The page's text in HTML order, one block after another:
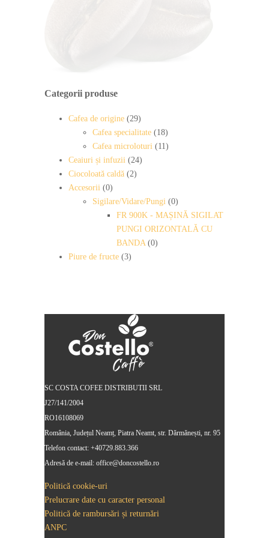
Categorii produse
Cafea de origine (29)
Cafea specialitate (18)
Cafea microloturi (11)
Ceaiuri și infuzii (24)
Ciocoloată caldă (2)
Accesorii (0)
Sigilare/Vidare/Pungi (0)
FR 900K - MAȘINĂ SIGILAT
PUNGI ORIZONTALĂ CU
BANDA (0)
Piure de fructe (3)
SC COSTA COFEE DISTRIBUTII SRL
J27/141/2004
RO16108069
România, Județul Neamț, Piatra Neamt, str. Dărmănești, nr. 95
Telefon contact: +40729.883.366
Adresă de e-mail: office@doncostello.ro
Politică cookie-uri
Prelucrare date cu caracter personal
Politică de rambursări și returnări
ANPC